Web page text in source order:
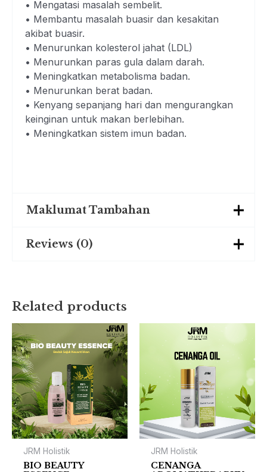
• Mengatasi masalah sembelit.
• Membantu masalah buasir dan kesakitan
akibat buasir.
• Menurunkan kolesterol jahat (LDL)
• Menurunkan paras gula dalam darah.
• Meningkatkan metabolisma badan.
• Menurunkan berat badan.
• Kenyang sepanjang hari dan mengurangkan
keinginan untuk makan berlebihan.
• Meningkatkan sistem imun badan.
Maklumat Tambahan
Weight
Reviews (0)
Be the first to review “COLONIS
D’MESTICA”
You must belogged in to post a review.
Related products
JRM Holistik
BIO BEAUTY
JRM Holistik
CENANGA